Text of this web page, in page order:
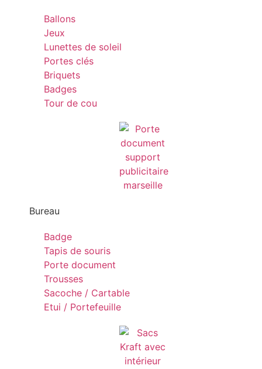
Ballons
Jeux
Lunettes de soleil
Portes clés
Briquets
Badges
Tour de cou
Bureau
Badge
Tapis de souris
Porte document
Trousses
Sacoche / Cartable
Etui / Portefeuille